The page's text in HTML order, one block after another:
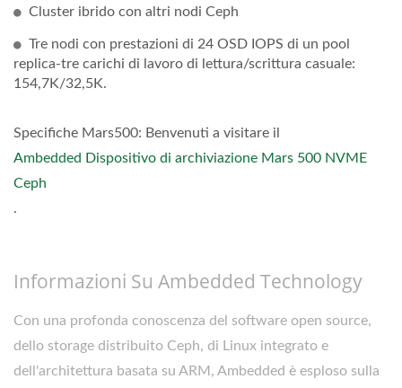
Cluster ibrido con altri nodi Ceph
Tre nodi con prestazioni di 24 OSD IOPS di un pool
replica-tre carichi di lavoro di lettura/scrittura casuale:
154,7K/32,5K.
Specifiche Mars500: Benvenuti a visitare il
Ambedded Dispositivo di archiviazione Mars 500 NVME
Ceph
.
Informazioni Su Ambedded Technology
Con una profonda conoscenza del software open source,
dello storage distribuito Ceph, di Linux integrato e
dell'architettura basata su ARM, Ambedded è esploso sulla